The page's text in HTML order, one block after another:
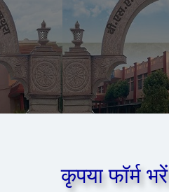
कृपया फॉर्म भरें